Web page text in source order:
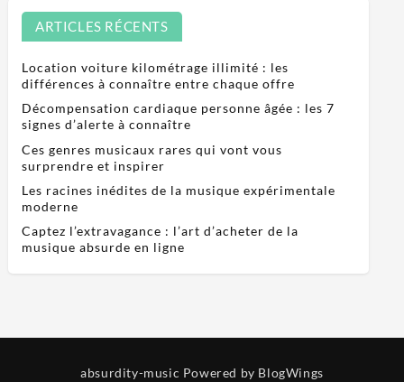
ARTICLES RÉCENTS
Location voiture kilométrage illimité : les
différences à connaître entre chaque offre
Décompensation cardiaque personne âgée : les 7
signes d’alerte à connaître
Ces genres musicaux rares qui vont vous
surprendre et inspirer
Les racines inédites de la musique expérimentale
moderne
Captez l’extravagance : l’art d’acheter de la
musique absurde en ligne
absurdity-music Powered by BlogWings